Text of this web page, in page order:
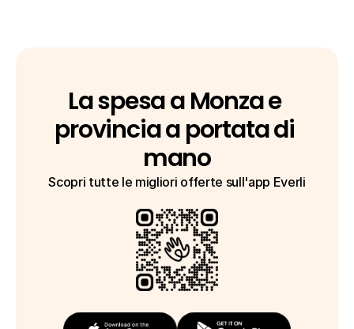
La spesa a Monza e
provincia a portata di
mano
Scopri tutte le migliori offerte sull'app Everli